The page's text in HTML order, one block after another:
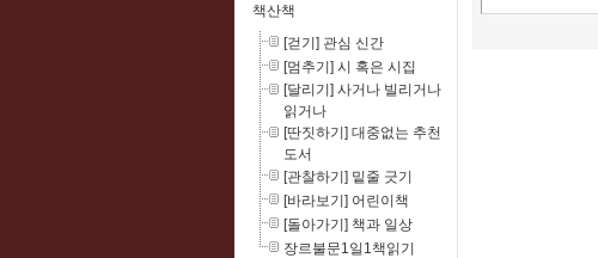
책산책
[걷기] 관심 신간
[멈추기] 시 혹은 시집
[달리기] 사거나 빌리거나
읽거나
[딴짓하기] 대중없는 추천
도서
[관찰하기] 밑줄 긋기
[바라보기] 어린이책
[돌아가기] 책과 일상
장르불문1일1책읽기